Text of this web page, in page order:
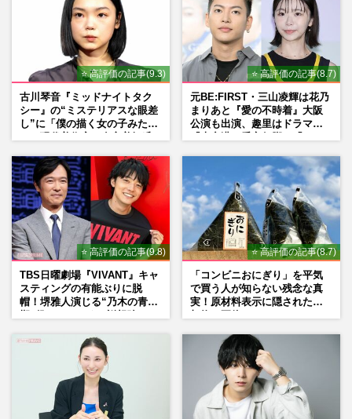
⭐ 高評価の記事(9.3)
古川琴音『ミッドナイトタク
シー』の“ミステリアスな眼差
し”に「僕の描く女の子みた
⭐ 高評価の記事(8.7)
元BE:FIRST・三山凌輝は花乃
まりあと『愛の不時着』大阪
公演も出演、趣里はドラマ
⭐ 高評価の記事(9.8)
TBS日曜劇場『VIVANT』キャ
スティングの有能ぶりに脱
帽！堺雅人演じる“乃木の青年
マン長男・櫻井海音だった
⭐ 高評価の記事(8.7)
「コンビニおにぎり」を平気
で買う人が知らない残念な真
実！原材料表示に隠された添